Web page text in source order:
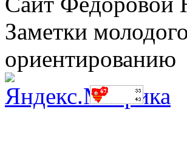
Заметки
ориентированию